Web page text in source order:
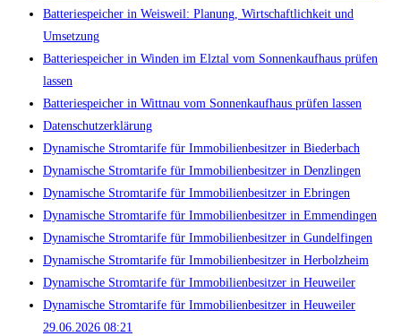
Batteriespeicher in Weisweil: Planung, Wirtschaftlichkeit und
Umsetzung
Batteriespeicher in Winden im Elztal vom Sonnenkaufhaus prüfen
lassen
Batteriespeicher in Wittnau vom Sonnenkaufhaus prüfen lassen
Datenschutzerklärung
Dynamische Stromtarife für Immobilienbesitzer in Biederbach
Dynamische Stromtarife für Immobilienbesitzer in Denzlingen
Dynamische Stromtarife für Immobilienbesitzer in Ebringen
Dynamische Stromtarife für Immobilienbesitzer in Emmendingen
Dynamische Stromtarife für Immobilienbesitzer in Gundelfingen
Dynamische Stromtarife für Immobilienbesitzer in Herbolzheim
Dynamische Stromtarife für Immobilienbesitzer in Heuweiler
Dynamische Stromtarife für Immobilienbesitzer in Heuweiler
29.06.2026 08:21